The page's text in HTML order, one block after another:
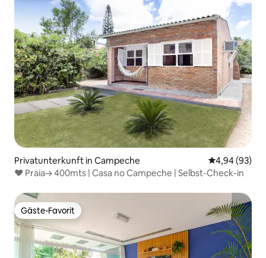
Privatunterkunft in Campeche
4,94 (93)
♥ Praia→ 400mts | Casa no Campeche | Selbst-Check-in
Gäste-Favorit
Gäste-Favorit